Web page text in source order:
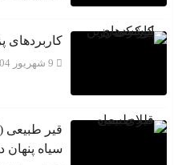
9 شهریور 1404
قیر طبیعی
سیاه